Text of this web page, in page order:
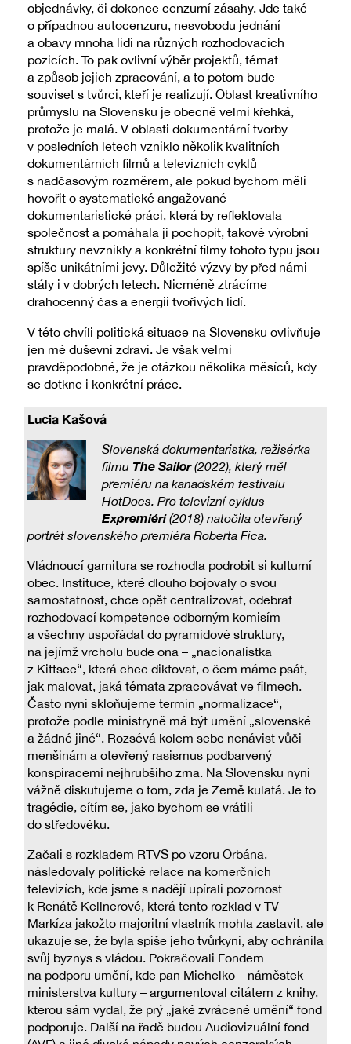
objednávky, či dokonce cenzurní zásahy. Jde také
o případnou autocenzuru, nesvobodu jednání
a obavy mnoha lidí na různých rozhodovacích
pozicích. To pak ovlivní výběr projektů, témat
a způsob jejich zpracování, a to potom bude
souviset s tvůrci, kteří je realizují. Oblast kreativního
průmyslu na Slovensku je obecně velmi křehká,
protože je malá. V oblasti dokumentární tvorby
v posledních letech vzniklo několik kvalitních
dokumentárních filmů a televizních cyklů
s nadčasovým rozměrem, ale pokud bychom měli
hovořit o systematické angažované
dokumentaristické práci, která by reflektovala
společnost a pomáhala ji pochopit, takové výrobní
struktury nevznikly a konkrétní filmy tohoto typu jsou
spíše unikátními jevy. Důležité výzvy by před námi
stály i v dobrých letech. Nicméně ztrácíme
drahocenný čas a energii tvořivých lidí.
V této chvíli politická situace na Slovensku ovlivňuje
jen mé duševní zdraví. Je však velmi
pravděpodobné, že je otázkou několika měsíců, kdy
se dotkne i konkrétní práce.
Lucia Kašová
Slovenská dokumentaristka, režisérka
filmu The Sailor(2022), který měl
premiéru na kanadském festivalu
HotDocs. Pro televizní cyklus
Expremiéri(2018) natočila otevřený
portrét slovenského premiéra Roberta Fica.
Vládnoucí garnitura se rozhodla podrobit si kulturní
obec. Instituce, které dlouho bojovaly o svou
samostatnost, chce opět centralizovat, odebrat
rozhodovací kompetence odborným komisím
a všechny uspořádat do pyramidové struktury,
na jejímž vrcholu bude ona – „nacionalistka
z Kittsee“, která chce diktovat, o čem máme psát,
jak malovat, jaká témata zpracovávat ve filmech.
Často nyní skloňujeme termín „normalizace“,
protože podle ministryně má být umění „slovenské
a žádné jiné“. Rozsévá kolem sebe nenávist vůči
menšinám a otevřený rasismus podbarvený
konspiracemi nejhrubšího zrna. Na Slovensku nyní
vážně diskutujeme o tom, zda je Země kulatá. Je to
tragédie, cítím se, jako bychom se vrátili
do středověku.
Začali s rozkladem RTVS po vzoru Orbána,
následovaly politické relace na komerčních
televizích, kde jsme s nadějí upírali pozornost
k Renátě Kellnerové, která tento rozklad v TV
Markíza jakožto majoritní vlastník mohla zastavit, ale
ukazuje se, že byla spíše jeho tvůrkyní, aby ochránila
svůj byznys s vládou. Pokračovali Fondem
na podporu umění, kde pan Michelko – náměstek
ministerstva kultury – argumentoval citátem z knihy,
kterou sám vydal, že prý „jaké zvrácené umění“ fond
podporuje. Další na řadě budou Audiovizuální fond